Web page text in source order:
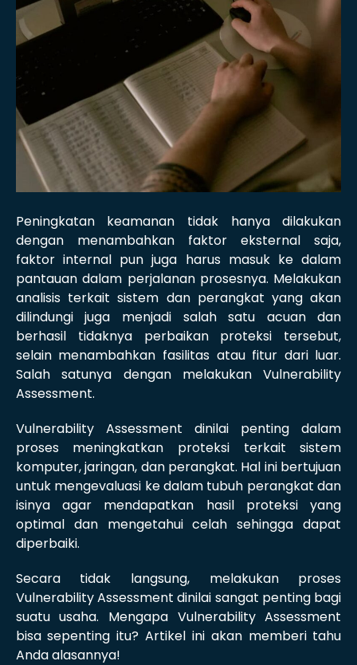
Peningkatan keamanan tidak hanya dilakukan
dengan menambahkan faktor eksternal saja,
faktor internal pun juga harus masuk ke dalam
pantauan dalam perjalanan prosesnya. Melakukan
analisis terkait sistem dan perangkat yang akan
dilindungi juga menjadi salah satu acuan dan
berhasil tidaknya perbaikan proteksi tersebut,
selain menambahkan fasilitas atau fitur dari luar.
Salah satunya dengan melakukan Vulnerability
Assessment.
Vulnerability Assessment dinilai penting dalam
proses meningkatkan proteksi terkait sistem
komputer, jaringan, dan perangkat. Hal ini bertujuan
untuk mengevaluasi ke dalam tubuh perangkat dan
isinya agar mendapatkan hasil proteksi yang
optimal dan mengetahui celah sehingga dapat
diperbaiki.
Secara tidak langsung, melakukan proses
Vulnerability Assessment dinilai sangat penting bagi
suatu usaha. Mengapa Vulnerability Assessment
bisa sepenting itu? Artikel ini akan memberi tahu
Anda alasannya!